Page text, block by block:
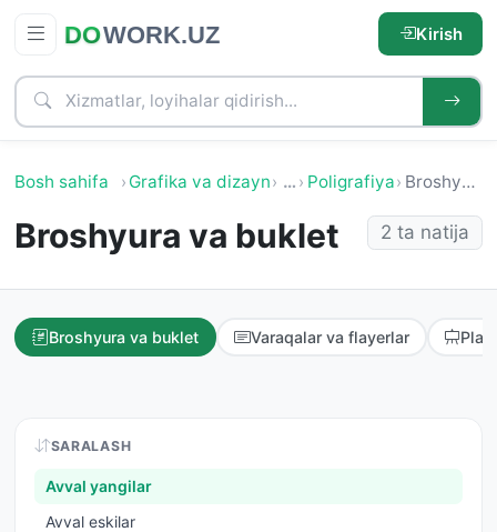
Kirish
Bosh sahifa Grafika va dizayn … Poligrafiya Broshyura va buklet
Broshyura va buklet 2 ta natija
Broshyura va buklet Varaqalar va flayerlar
SARALASH
Avval yangilar
Avval eskilar